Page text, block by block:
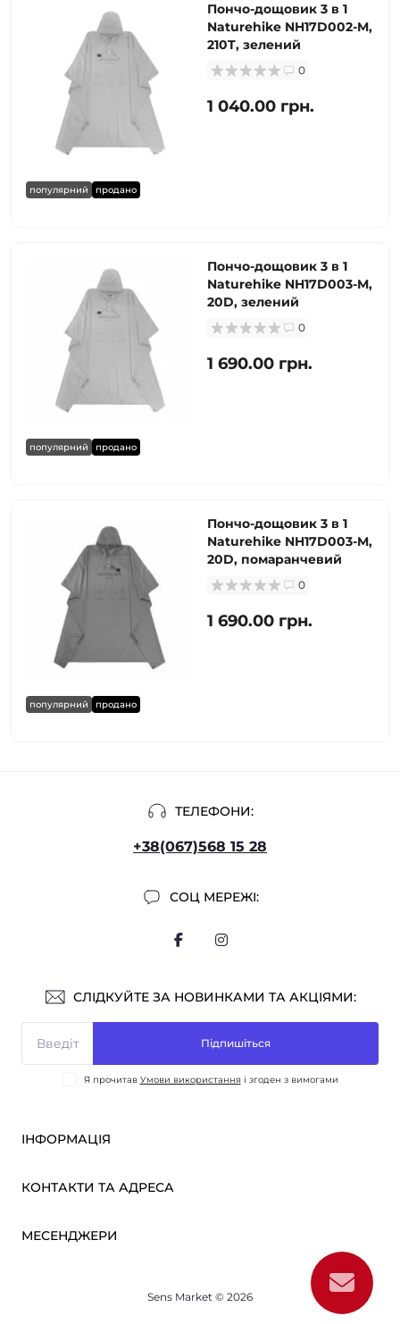
популярний продано
Пончо-дощовик 3 в 1
Naturehike NH17D002-M,
210T, зелений
0
1 040.00 грн.
популярний продано
Пончо-дощовик 3 в 1
Naturehike NH17D003-M,
20D, зелений
0
1 690.00 грн.
популярний продано
Пончо-дощовик 3 в 1
Naturehike NH17D003-M,
20D, помаранчевий
0
1 690.00 грн.
ТЕЛЕФОНИ:
+38(067)568 15 28
СОЦ МЕРЕЖІ:
СЛІДКУЙТЕ ЗА НОВИНКАМИ ТА АКЦІЯМИ:
Підпишіться
Я прочитав Умови використання і згоден з вимогами
ІНФОРМАЦІЯ
ОПТ
Про нас
Повернення товару
КОНТАКТИ ТА АДРЕСА
МЕСЕНДЖЕРИ
Sens Market © 2026